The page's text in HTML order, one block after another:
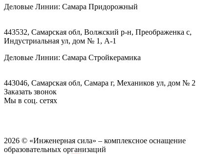
Деловые Линии: Самара Придорожный
443532, Самарская обл, Волжский р-н, Преображенка с,
Индустриальная ул, дом № 1, А-1
Деловые Линии: Самара Стройкерамика
443046, Самарская обл, Самара г, Механиков ул, дом № 2
Заказать звонок
Мы в соц. сетях
2026 © «Инженерная сила» – комплексное оснащение
образовательных организаций